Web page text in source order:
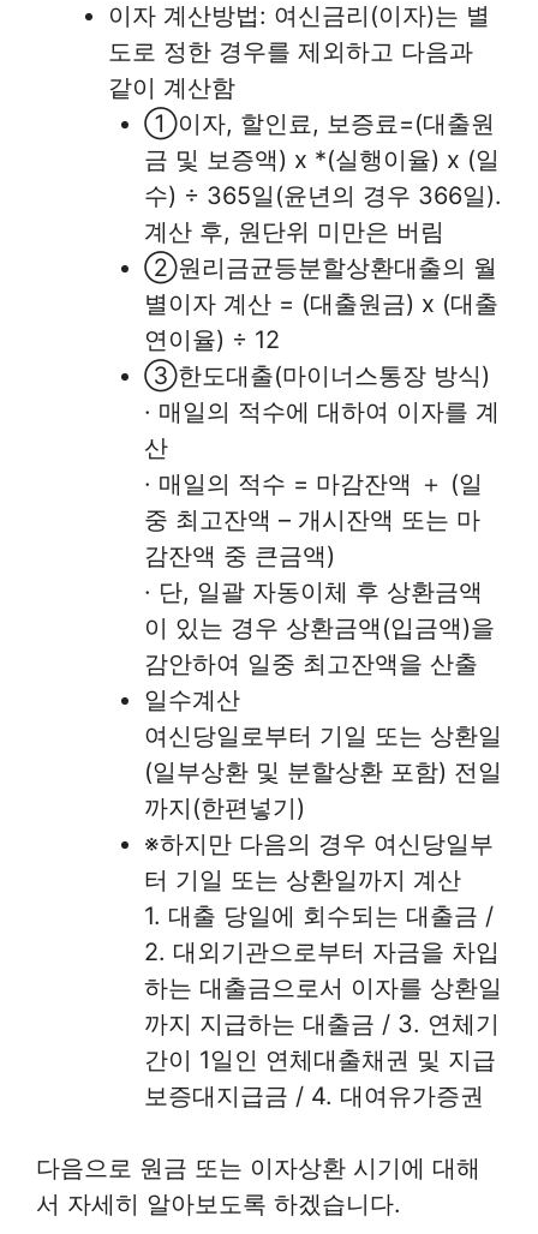
이자 계산방법: 여신금리(이자)는 별
도로 정한 경우를 제외하고 다음과
같이 계산함
①이자, 할인료, 보증료=(대출원
금 및 보증액) x *(실행이율) x (일
수) ÷ 365일(윤년의 경우 366일).
계산 후, 원단위 미만은 버림
②원리금균등분할상환대출의 월
별이자 계산 = (대출원금) x (대출
연이율) ÷ 12
③한도대출(마이너스통장 방식)
· 매일의 적수에 대하여 이자를 계
산
· 매일의 적수 = 마감잔액 ＋ (일
중 최고잔액 – 개시잔액 또는 마
감잔액 중 큰금액)
· 단, 일괄 자동이체 후 상환금액
이 있는 경우 상환금액(입금액)을
감안하여 일중 최고잔액을 산출
일수계산
여신당일로부터 기일 또는 상환일
(일부상환 및 분할상환 포함) 전일
까지(한편넣기)
※하지만 다음의 경우 여신당일부
터 기일 또는 상환일까지 계산
1. 대출 당일에 회수되는 대출금 /
2. 대외기관으로부터 자금을 차입
하는 대출금으로서 이자를 상환일
까지 지급하는 대출금 / 3. 연체기
간이 1일인 연체대출채권 및 지급
보증대지급금 / 4. 대여유가증권
다음으로 원금 또는 이자상환 시기에 대해
서 자세히 알아보도록 하겠습니다.